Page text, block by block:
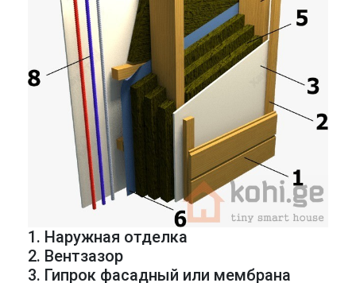
1. Наружная отделка
2. Вентзазор
3. Гипрок фасадный или мембрана